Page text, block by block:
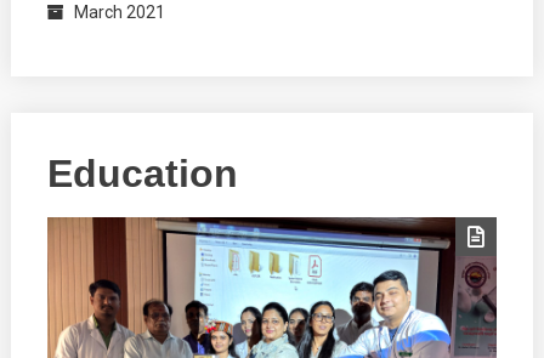
March 2021
Education